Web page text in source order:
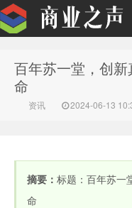
商业之声
百年苏一堂，创
命
资讯 2024-06-13
摘要： 标题：百年苏一
命